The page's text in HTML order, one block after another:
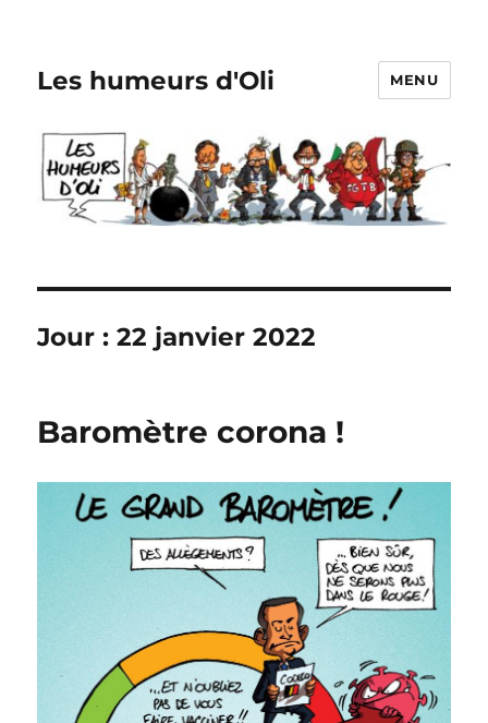
Les humeurs d'Oli MENU
Jour :22 janvier 2022
Baromètre corona !